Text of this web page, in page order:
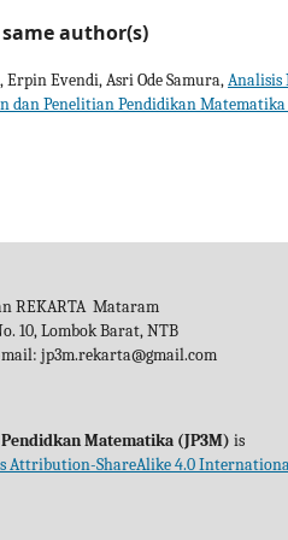
author(s)
Evendi, Asri Ode Samura,Analisis
dan Penelitian Pendidikan Matematika
REKARTA Mataram
10, Lombok Barat, NTB
jp3m.rekarta@gmail.com
Matematika (JP3M) is
Attribution-ShareAlike 4.0